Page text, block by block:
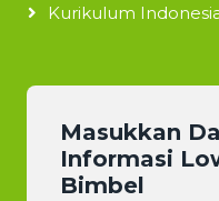
Kurikulum
Masukkan
Informasi
Bimbel